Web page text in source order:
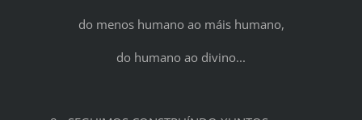
do menos humano ao máis humano,
do humano ao divino...